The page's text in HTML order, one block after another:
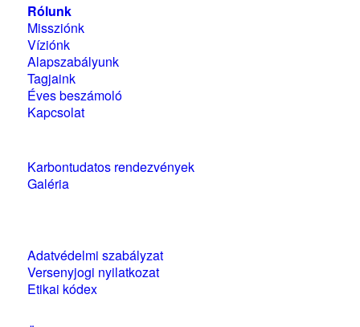
Rólunk
Missziónk
Víziónk
Alapszabályunk
Tagjaink
Éves beszámoló
Kapcsolat
Karbontudatos rendezvények
Galéria
Adatvédelmi szabályzat
Versenyjogi nyilatkozat
Etikai kódex